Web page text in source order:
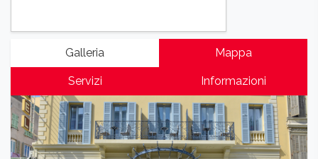
Galleria Mappa
Servizi Informazioni